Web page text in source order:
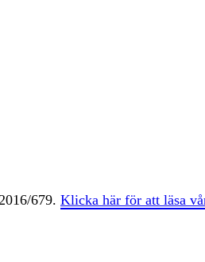
679. Klicka här för att läsa